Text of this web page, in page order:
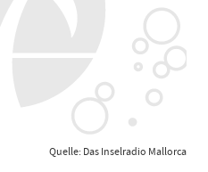
Quelle: Das Inselradio Mallorca